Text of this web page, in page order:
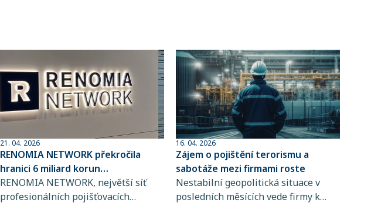
21. 04. 2026
RENOMIA NETWORK překročila
hranici 6 miliard korun
spravovaného pojistného
RENOMIA NETWORK, největší síť
profesionálních pojišťovacích
16. 04. 2026
Zájem o pojištění terorismu a
sabotáže mezi firmami roste
Nestabilní geopolitická situace v
posledních měsících vede firmy k